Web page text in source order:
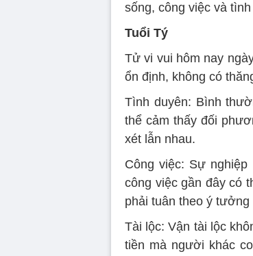
sống, công việc và
Tuổi Tý
Tử vi vui hôm nay
ổn định, không có
Tình duyên: Bình
thể cảm thấy đối
xét lẫn nhau.
Công việc: Sự
công việc gần đây có
phải tuân theo ý
Tài lộc: Vận tài lộc
tiền mà người khác